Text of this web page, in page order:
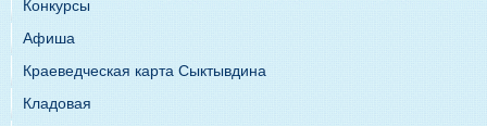
Конкурсы
Афиша
Краеведческая карта Сыктывдина
Кладовая